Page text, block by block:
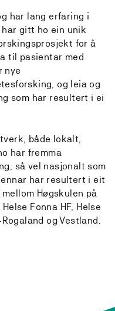
har lang erfaring i
gitt ho ein unik
for å
til pasientar med
nye
og leia og
som har resultert i ei
både lokalt,
har fremma
så vel nasjonalt som
har resultert i eit
Høgskulen på
Fonna HF, Helse
og Vestland.